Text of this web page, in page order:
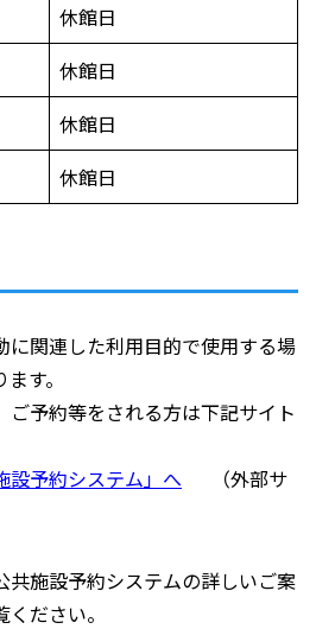
休館日
休館日
休館日
休館日
に関連した利用目的で使用する場
す。
予約等をされる方は下記サイト
設予約システム」へ
（外部サ
共施設予約システムの詳しいご案
ださい。